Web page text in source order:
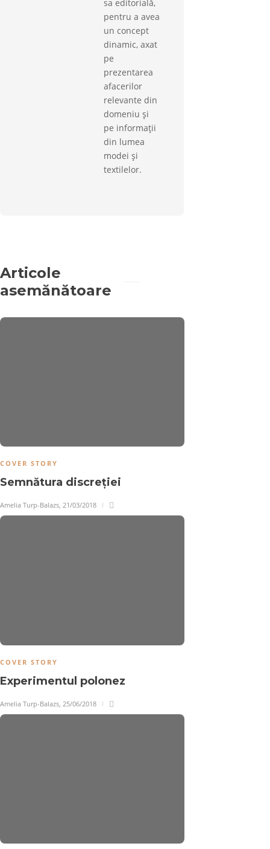
sa editorială,
pentru a avea
un concept
dinamic, axat
pe
prezentarea
afacerilor
relevante din
domeniu și
pe informații
din lumea
modei și
textilelor.
Articole
asemănătoare
COVER STORY
Semnătura discreției
Amelia Turp-Balazs, 21/03/2018
COVER STORY
Experimentul polonez
Amelia Turp-Balazs 25/06/2018